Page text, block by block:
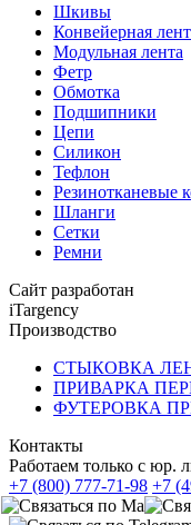
Шкивы
Конвейерная
Модульная лента
Фетр
Обмотка
Подшипники
Цепи
Силикон
Тефлон
Резинотканевые
Шланги
Сетки
Ремни
Сайт разработан
iTargency
Производство
СТЫКОВКА
ПРИВАРКА
ФУТЕРОВКА
Контакты
Работаем только с юр.
+7 (800) 777-71-98 +7